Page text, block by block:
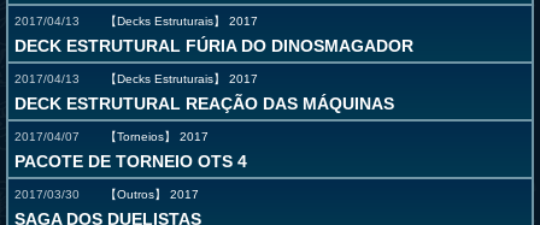
2017/04/13 【Decks Estruturais】 2017
DECK ESTRUTURAL FÚRIA DO DINOSMAGADOR
2017/04/13 【Decks Estruturais】 2017
DECK ESTRUTURAL REAÇÃO DAS MÁQUINAS
2017/04/07 【Torneios】 2017
PACOTE DE TORNEIO OTS 4
2017/03/30 【Outros】 2017
SAGA DOS DUELISTAS